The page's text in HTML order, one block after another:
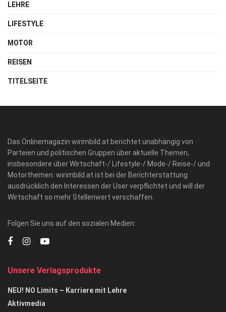
LEHRE
LIFESTYLE
MOTOR
REISEN
TITELSEITE
Das Onlinemagazin wirimbild.at berichtet unabhängig von
Parteien und politischen Gruppen über aktuelle Themen,
insbesondere über Wirtschaft-/ Lifestyle-/ Mode-/ Reise-/ und
Motorthemen. wirimbild.at ist bei der Berichterstattung
ausdrücklich den Interessen der User verpflichtet und will der
Wirtschaft so mehr Stellenwert verschaffen.
Folgen Sie uns auf den sozialen Medien:
Unsere Verlagsprodukte
NEU! NO Limits – Karriere mit Lehre
Aktivmedia